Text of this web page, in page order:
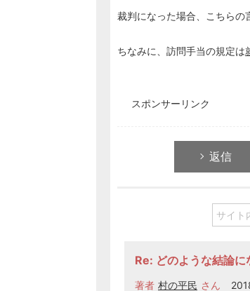
裁判になった場合、こちらの
ちなみに、訪問手当の規定は
スポンサーリンク
返信
Re: どのような結論に
著者 村の平民 さん